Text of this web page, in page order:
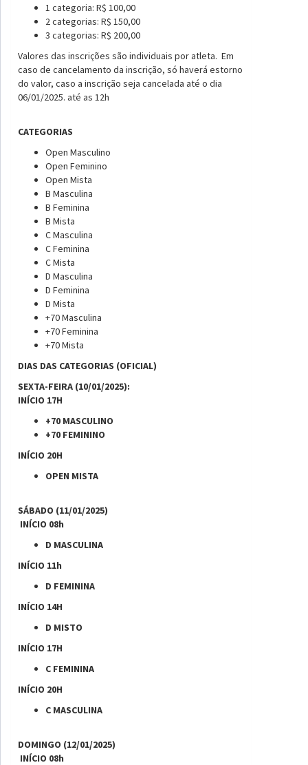
1 categoria: R$ 100,00
2 categorias: R$ 150,00
3 categorias: R$ 200,00
Valores das inscrições são individuais por atleta. Em
caso de cancelamento da inscrição, só haverá estorno
do valor, caso a inscrição seja cancelada até o dia
06/01/2025. até as 12h
CATEGORIAS
Open Masculino
Open Feminino
Open Mista
B Masculina
B Feminina
B Mista
C Masculina
C Feminina
C Mista
D Masculina
D Feminina
D Mista
+70 Masculina
+70 Feminina
+70 Mista
DIAS DAS CATEGORIAS (OFICIAL)
SEXTA-FEIRA (10/01/2025):
INÍCIO 17H
+70 MASCULINO
+70 FEMININO
INÍCIO 20H
OPEN MISTA
SÁBADO (11/01/2025)
INÍCIO 08h
D MASCULINA
INÍCIO 11h
D FEMININA
INÍCIO 14H
D MISTO
INÍCIO 17H
C FEMININA
INÍCIO 20H
C MASCULINA
DOMINGO (12/01/2025)
INÍCIO 08h